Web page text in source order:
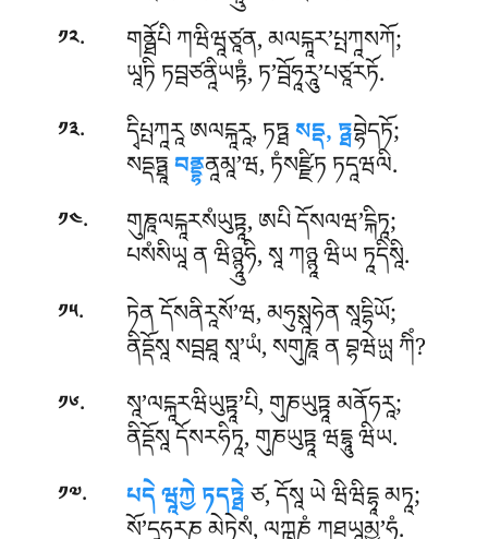
༡༢. གནྠོཔི ཀཝིཝཱཙཱན, མལངྐཱར’པྤཀཱསཀོ;
ཡཱཏི ཏབྦཙནཱིཡཏྟཾ, ཏ’བྦོཧཱརཱུ’པཙཱརཏོ.
༡༣. དྭིཔྤཀཱརཱ ཨལངྐཱརཱ, ཏཏྠསདྡ, ཏྠབྷེདཏོ;
སདྡཏྠཱབནྡྷནཱམཱ’ཝ, ཏཾསཛྫིཏ ཏདཱཝལི.
༡༤. གུཎཱལངྐཱརསཾཡུཏྟཱ, ཨཔི དོསལཝ’ངྐིཏཱ;
པསཾསིཡཱ ན ཝིཉྙཱུཧི, སཱ ཀཉྙཱ ཝིཡ ཏཱདིསཱི.
༡༥. ཏེན དོསནིརཱསོ’ཝ, མཧུསྶཱཧེན སཱདྷིཡོ;
ནིདྡོསཱ སབྦཐཱ སཱ’ཡཾ, སགུཎཱ ན བྷཝེཡྻ ཀིཾ?
༡༦. སཱ’ལངྐཱརཝིཡུཏྟཱ’པི, གུཎཡུཏྟཱ མནོཧརཱ;
ནིདྡོསཱ དོསརཧིཏཱ, གུཎཡུཏྟཱ ཝདྷཱུ ཝིཡ.
༡༧. པདེ ཝཱཀྱེ ཏདཏྠེཙ, དོསཱ ཡེ ཝིཝིདྷཱ མཏཱ;